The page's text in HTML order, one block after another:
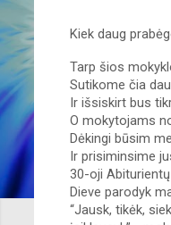
Kiek daug
Tarp šios
Sutikome čia
Ir išsiskirt bus
O mokytojams
Dėkingi būsim
Ir prisiminsime
30-oji
Dieve parodyk
“Jausk, tikėk,